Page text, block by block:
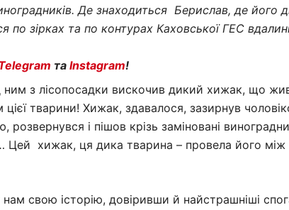
Де знаходиться Берислав, де його
по зірках та по контурах Каховської ГЕС
та Instagram!
з лісопосадки вискочив дикий хижак, що
тварини! Хижак, здавалося, зазирнув
і пішов крізь заміновані
Цей хижак, ця дика тварина – провела його між
свою історію, довіривши й найстрашніші